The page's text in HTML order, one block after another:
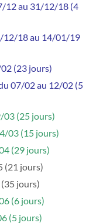
12 au 31/12/18 (4
12/18 au 14/01/19
(23 jours)
07/02 au 12/02 (5
03 (25 jours)
03 (15 jours)
(29 jours)
(21 jours)
jours)
(6 jours)
(5 jours)